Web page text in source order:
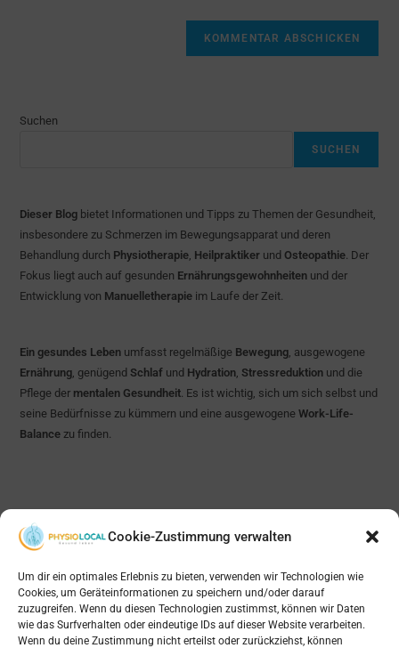
Cookie-Zustimmung verwalten
Um dir ein optimales Erlebnis zu bieten, verwenden wir Technologien wie
Cookies, um Geräteinformationen zu speichern und/oder darauf
zuzugreifen. Wenn du diesen Technologien zustimmst, können wir Daten
wie das Surfverhalten oder eindeutige IDs auf dieser Website verarbeiten.
Wenn du deine Zustimmung nicht erteilst oder zurückziehst, können
Suchen
SUCHEN
Dieser Blog bietet Informationen und Tipps zu Themen der Gesundheit,
insbesondere zu Schmerzen im Bewegungsapparat und deren
Behandlung durch Physiotherapie Heilpraktiker und Osteopathie . Der
Fokus liegt auch auf gesunden Ernährungsgewohnheiten und der
Entwicklung von Manuelletherapie im Laufe der Zeit.
Ein gesundes Leben umfasst regelmäßige Bewegung , ausgewogene
Ernährung , genügendSchlaf und Hydration ,Stressreduktion und die
Pflege der mentalen Gesundheit . Es ist wichtig, sich um sich selbst und
seine Bedürfnisse zu kümmern und eine ausgewogeneWork-Life-
Balance zu finden.